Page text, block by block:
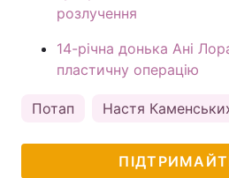
розлучення
14-річна донька Ані
пластичну операцію
Потап Настя